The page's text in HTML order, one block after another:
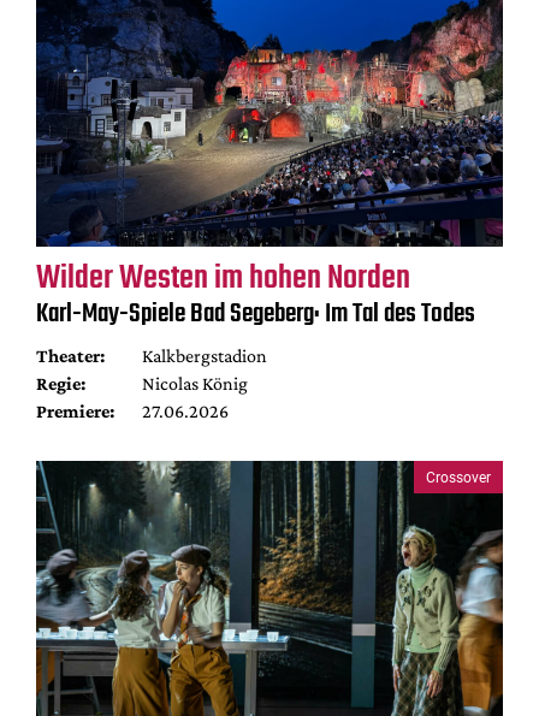
Wilder Westen im hohen Norden
Karl-May-Spiele Bad Segeberg: Im Tal des Todes
Theater:
Kalkbergstadion
Regie:
Nicolas König
Premiere:
27.06.2026
Crossover